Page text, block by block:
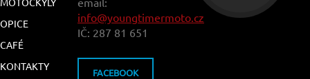
MOTOCKYLY
OPICE
CAFÉ
KONTAKTY
email:
info@youngtimermoto.cz
IČ: 287 81 651
FACEBOOK